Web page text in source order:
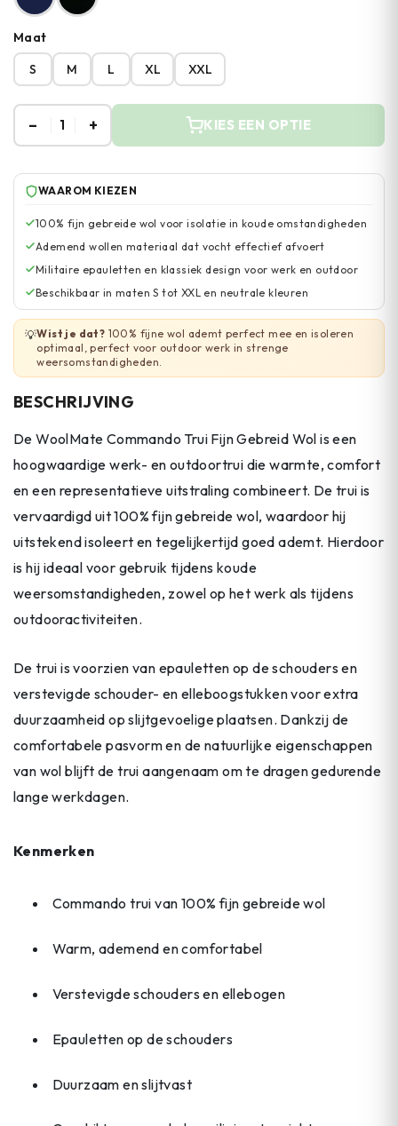
Maat
S
M L XL XXL
– 1 + KIES EEN OPTIE
WAAROM KIEZEN
100% fijn gebreide wol voor isolatie in koude omstandigheden
Ademend wollen materiaal dat vocht effectief afvoert
Militaire epauletten en klassiek design voor werk en outdoor
Beschikbaar in maten S tot XXL en neutrale kleuren
💡Wist je dat? 100% fijne wol ademt perfect mee en isoleren
optimaal, perfect voor outdoor werk in strenge
weersomstandigheden.
BESCHRIJVING
De WoolMate Commando Trui Fijn Gebreid Wol is een
hoogwaardige werk- en outdoortrui die warmte, comfort
en een representatieve uitstraling combineert. De trui is
vervaardigd uit 100% fijn gebreide wol, waardoor hij
uitstekend isoleert en tegelijkertijd goed ademt. Hierdoor
is hij ideaal voor gebruik tijdens koude
weersomstandigheden, zowel op het werk als tijdens
outdooractiviteiten.
De trui is voorzien van epauletten op de schouders en
verstevigde schouder- en elleboogstukken voor extra
duurzaamheid op slijtgevoelige plaatsen. Dankzij de
comfortabele pasvorm en de natuurlijke eigenschappen
van wol blijft de trui aangenaam om te dragen gedurende
lange werkdagen.
Kenmerken
Commando trui van 100% fijn gebreide wol
Warm, ademend en comfortabel
Verstevigde schouders en ellebogen
Epauletten op de schouders
Duurzaam en slijtvast